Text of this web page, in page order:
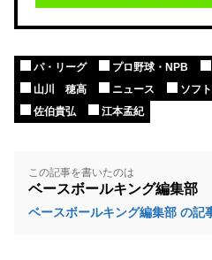
パ・リーグ プロ野球・NPB
山川 穂高
ニュース ソフ
佐伯貴弘
江本孟紀
この記事を書いたのは
ベースボールキング編集部
ベースボールキング編集部 の記